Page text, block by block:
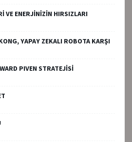
VE ENERJİNİZİN HIRSIZLARI
YAPAY ZEKALI ROBOTA KARŞI
PIVEN STRATEJİSİ